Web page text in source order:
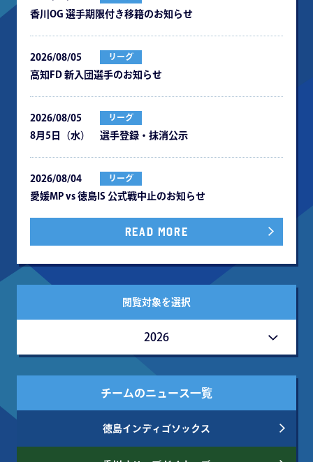
⾹川OG 選⼿期限付き移籍のお知らせ
2026/08/05 リーグ
⾼知FD 新⼊団選⼿のお知らせ
2026/08/05 リーグ
8月5日（水） 選手登録・抹消公示
2026/08/04 リーグ
愛媛MP vs 徳島IS 公式戦中⽌のお知らせ
READ MORE
閲覧対象を選択
2026
チームのニュース一覧
徳島インディゴソックス